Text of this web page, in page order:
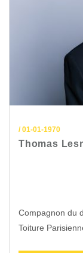
/ 01-01-1970
Thomas
Compagnon du
Toiture